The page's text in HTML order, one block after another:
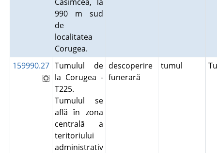
990 m sud
de
localitatea
Corugea.
159990.27 Tumulul de
la Corugea -
T225.
Tumulul se
află în zona
centrală a
teritoriului
administrativ
descoperire
funerară
tumul